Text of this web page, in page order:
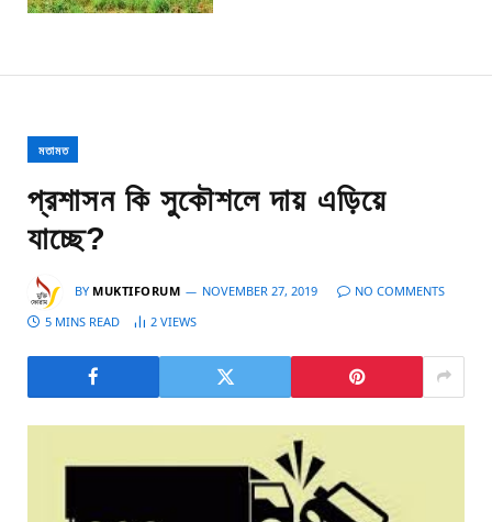
মতামত
প্রশাসন কি সুকৌশলে দায় এড়িয়ে
যাচ্ছে?
BY MUKTIFORUM NOVEMBER 27, 2019
NO COMMENTS
5 MINS READ
2 VIEWS